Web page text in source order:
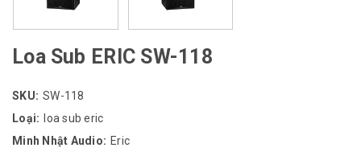
Loa Sub ERIC SW-118
SKU: SW-118
Loại:
loa sub eric
Minh Nhật Audio: Eric